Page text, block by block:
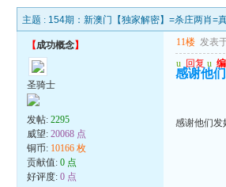
主题 : 154期：新澳门【独家解密】=杀庄两肖=
【成功概念】
圣骑士
发帖:2295
威望:20068 点
铜币: 10166 枚
贡献值:0 点
好评度:0 点
11楼 发表
u 回复 u
感谢他
感谢他们发